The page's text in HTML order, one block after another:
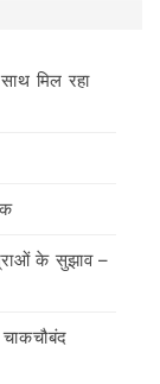
मिल रहा
के सुझाव –